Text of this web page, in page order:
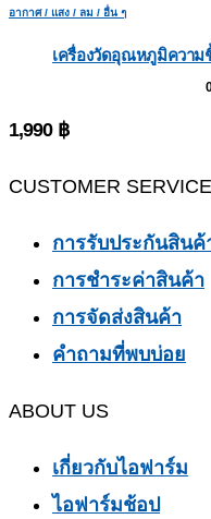
อากาศ / แสง / ลม / อื่น ๆ
เครื่องวัดอุณหภูมิความ
1,990 ฿
CUSTOMER SERVICE
การรับประกันสินค้
การชำระค่าสินค้า
การจัดส่งสินค้า
คำถามที่พบบ่อย
ABOUT US
เกี่ยวกับไอฟาร์ม
ไอฟาร์มช้อป